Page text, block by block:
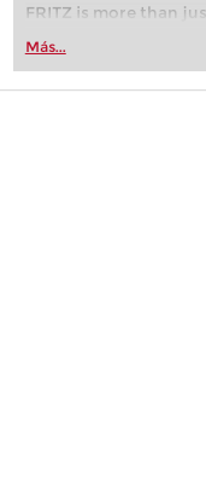
FRITZ is more than
Whether you’re
more efficiently,
Más...